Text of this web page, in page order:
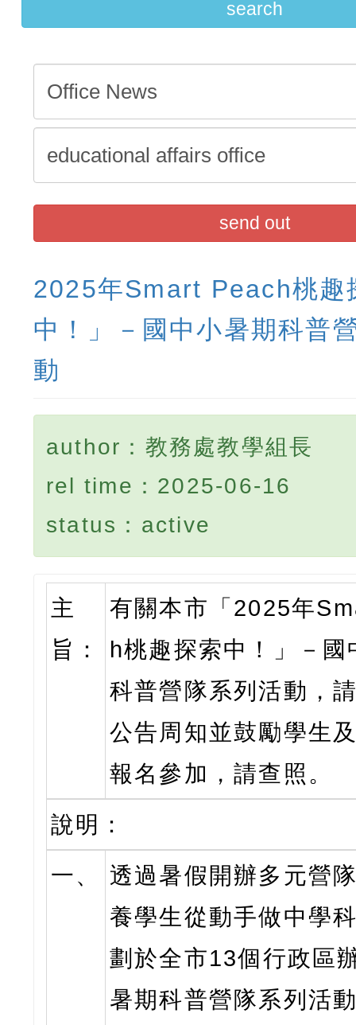
search
send out
2025年Smart Peach桃趣
中！」－國中小暑期科普
動
author：教務處教學組長
rel time：2025-06-16
status：active
主
旨：
有關本市「2025年
h桃趣探索中！」－國
科普營隊系列活動，
公告周知並鼓勵學生
報名參加，請查照。
說明：
一、
透過暑假開辦多元營
養學生從動手做中學
劃於全市13個行政區
暑期科普營隊系列活